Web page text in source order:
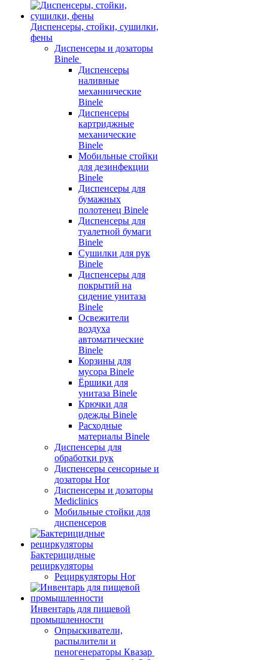
Диспенсеры, стойки, сушилки,
фены
Диспенсеры и дозаторы
Binele
Диспенсеры
наливные
механнические
Binele
Диспенсеры
картриджные
механические
Binele
Мобильные стойки
для дезинфекции
Binele
Диспенсеры для
бумажных
полотенец Binele
Диспенсеры для
туалетной бумаги
Binele
Сушилки для рук
Binele
Диспенсеры для
покрытий на
сидение унитаза
Binele
Освежители
воздуха
автоматические
Binele
Корзины для
мусора Binele
Ёршики для
унитаза Binele
Крючки для
одежды Binele
Расходные
материалы Binele
Диспенсеры для
обработки рук
Диспенсеры сенсорные и
дозаторы Hor
Диспенсеры и дозаторы
Mediclinics
Мобильные стойки для
диспенсеров
Бактерицидные
рециркуляторы
Рециркуляторы Hor
Инвентарь для пищевой
промышленности
Опрыскиватели,
распылители и
пеногенераторы Квазар